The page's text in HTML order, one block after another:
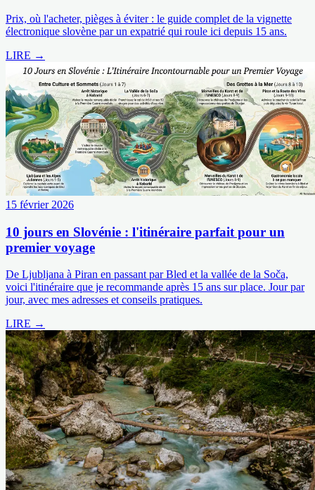
Prix, où l'acheter, pièges à éviter : le guide complet de la vignette
électronique slovène par un expatrié qui roule ici depuis 15 ans.
LIRE →
15 février 2026
10 jours en Slovénie : l'itinéraire parfait pour un
premier voyage
De Ljubljana à Piran en passant par Bled et la vallée de la Soča,
voici l'itinéraire que je recommande après 15 ans sur place. Jour par
jour, avec mes adresses et conseils pratiques.
LIRE →